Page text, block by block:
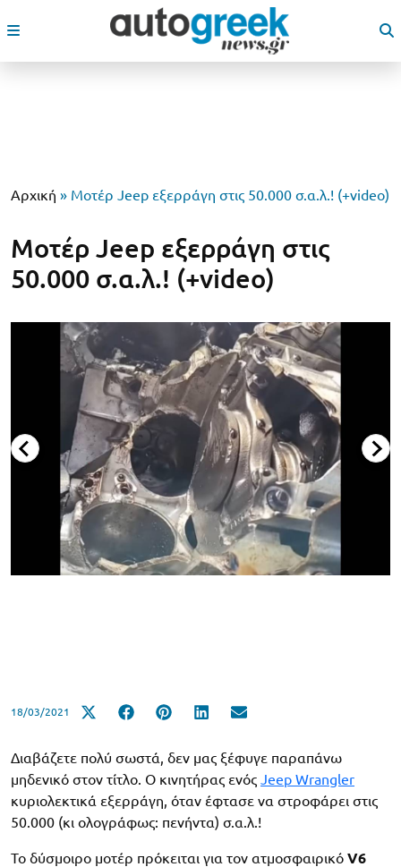
Αρχική » Μοτέρ Jeep εξερράγη στις 50.000 σ.α.λ.! (+video)
Μοτέρ Jeep εξερράγη στις
50.000 σ.α.λ.! (+video)
18/03/2021
Διαβάζετε πολύ σωστά, δεν μας ξέφυγε παραπάνω
μηδενικό στον τίτλο. Ο κινητήρας ενός Jeep Wrangler
κυριολεκτικά εξερράγη, όταν έφτασε να στροφάρει στις
50.000 (κι ολογράφως: πενήντα) σ.α.λ.!
Το δύσμοιρο μοτέρ πρόκειται για τον ατμοσφαιρικό V6